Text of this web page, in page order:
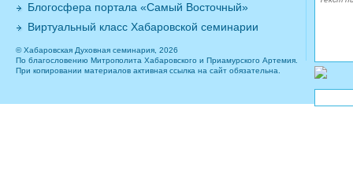
Блогосфера портала «Самый Восточный»
Виртуальный класс Хабаровской семинарии
© Хабаровская Духовная семинария, 2026
По благословению Митрополита Хабаровского и Приамурского Артемия.
При копировании материалов активная ссылка на сайт обязательна.